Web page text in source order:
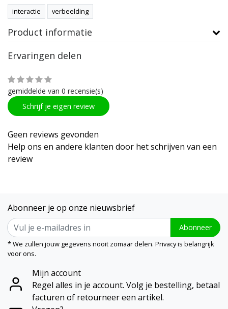
interactie verbeelding
Product informatie
Ervaringen delen
gemiddelde van 0 recensie(s)
Schrijf je eigen review
Geen reviews gevonden
Help ons en andere klanten door het schrijven van een
review
Abonneer je op onze nieuwsbrief
Abonneer
* We zullen jouw gegevens nooit zomaar delen. Privacy is belangrijk
voor ons.
Mijn account
Regel alles in je account. Volg je bestelling, betaal
facturen of retourneer een artikel.